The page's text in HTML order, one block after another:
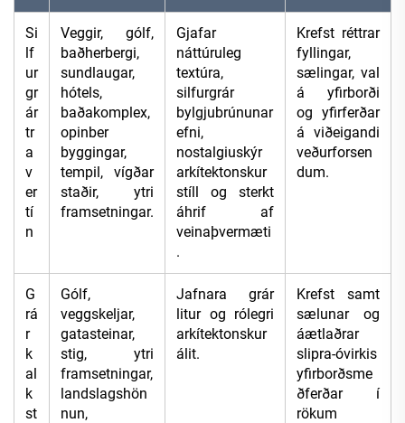
Si
lf
ur
gr
ár
tr
a
v
er
tí
n
Veggir, gólf,
baðherbergi,
sundlaugar,
hótels,
baðakomplex,
opinber
byggingar,
tempil, vígðar
staðir, ytri
framsetningar.
Gjafar
náttúruleg
textúra,
silfurgrár
bylgjubrúnunar
efni,
nostalgiuskýr
arkítektonskur
stíll og sterkt
áhrif af
veinaþvermæti
.
Krefst réttrar
fyllingar,
sælingar, val
á yfirborði
og yfirferðar
á viðeigandi
veðurforsen
dum.
G
rá
r
k
al
k
st
Gólf,
veggskeljar,
gatasteinar,
stig, ytri
framsetningar,
landslagshön
nun,
Jafnara grár
litur og rólegri
arkítektonskur
álit.
Krefst samt
sælunar og
áætlaðrar
slipra-óvirkis
yfirborðsme
ðferðar í
rökum